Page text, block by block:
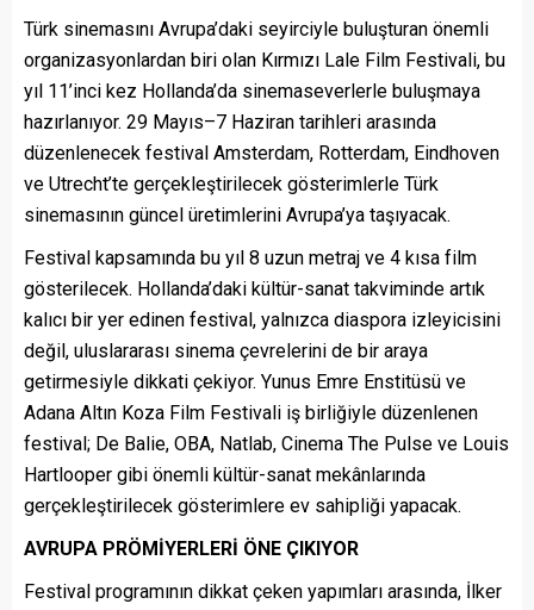
Türk sinemasını Avrupa’daki seyirciyle buluşturan önemli
organizasyonlardan biri olan Kırmızı Lale Film Festivali, bu
yıl 11’inci kez Hollanda’da sinemaseverlerle buluşmaya
hazırlanıyor. 29 Mayıs–7 Haziran tarihleri arasında
düzenlenecek festival Amsterdam, Rotterdam, Eindhoven
ve Utrecht’te gerçekleştirilecek gösterimlerle Türk
sinemasının güncel üretimlerini Avrupa’ya taşıyacak.
Festival kapsamında bu yıl 8 uzun metraj ve 4 kısa film
gösterilecek. Hollanda’daki kültür-sanat takviminde artık
kalıcı bir yer edinen festival, yalnızca diaspora izleyicisini
değil, uluslararası sinema çevrelerini de bir araya
getirmesiyle dikkati çekiyor. Yunus Emre Enstitüsü ve
Adana Altın Koza Film Festivali iş birliğiyle düzenlenen
festival; De Balie, OBA, Natlab, Cinema The Pulse ve Louis
Hartlooper gibi önemli kültür-sanat mekânlarında
gerçekleştirilecek gösterimlere ev sahipliği yapacak.
AVRUPA PRÖMİYERLERİ ÖNE ÇIKIYOR
Festival programının dikkat çeken yapımları arasında, İlker